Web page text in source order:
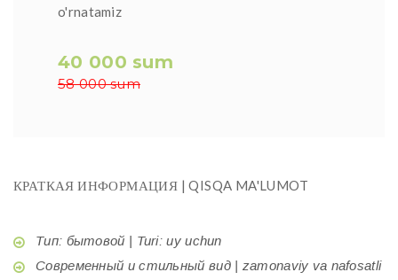
o'rnatamiz
40 000 sum
58 000 sum
КРАТКАЯ ИНФОРМАЦИЯ | QISQA MA'LUMOT
Тип: бытовой | Turi: uy uchun
Современный и стильный вид | zamonaviy va nafosatli